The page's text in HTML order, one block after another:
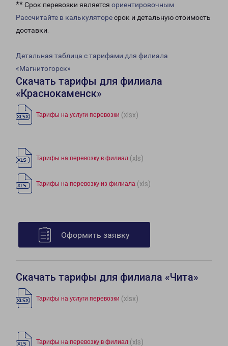
** Срок перевозки является ориентировочным
Рассчитайте в калькуляторесрок и детальную стоимость
доставки.
Детальная таблица с тарифами для филиала
«Магнитогорск»
Скачать тарифы для филиала
«Краснокаменск»
Тарифы на услуги перевозки (xlsx)
Тарифы на перевозку в филиал (xls)
Тарифы на перевозку из филиала (xls)
Оформить заявку
Скачать тарифы для филиала «Чита»
Тарифы на услуги перевозки (xlsx)
Тарифы на перевозку в филиал (xls)